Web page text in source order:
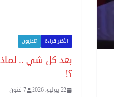
الأكثر قراءة تلفزيون
بعد كل شي ..
؟!
22 يوليو، 2026 7 فنون